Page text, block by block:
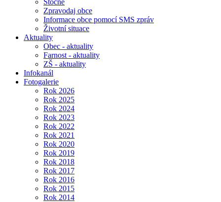
Stočné
Zpravodaj obce
Informace obce pomocí SMS zpráv
Životní situace
Aktuality
Obec - aktuality
Farnost - aktuality
ZŠ - aktuality
Infokanál
Fotogalerie
Rok 2026
Rok 2025
Rok 2024
Rok 2023
Rok 2022
Rok 2021
Rok 2020
Rok 2019
Rok 2018
Rok 2017
Rok 2016
Rok 2015
Rok 2014